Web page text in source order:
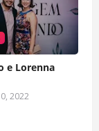
e Lorenna
2022